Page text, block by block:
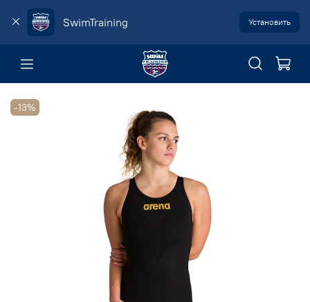
SwimTraining Установить
-13%